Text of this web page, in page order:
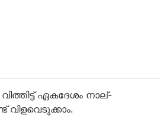
ഏകദേശം നാല്-